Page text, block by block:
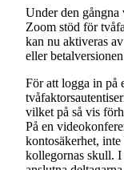
Under den
Zoom stöd för
kan nu aktiveras
eller
För att logga in på
vilket på så vis
På en
kontosäkerhet,
kollegornas skull. I